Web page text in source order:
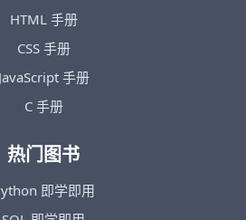
HTML 手册
CSS 手册
JavaScript 手册
C 手册
热门图书
即学即用